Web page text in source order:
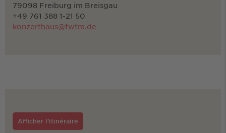
79098 Freiburg im Breisgau
+49 761 388 1-21 50
konzerthaus@fwtm.de
Afficher l'itinéraire